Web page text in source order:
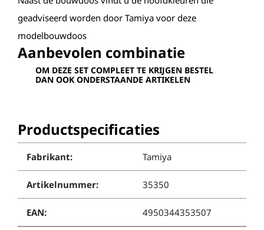
geadviseerd worden door Tamiya voor deze
modelbouwdoos
Aanbevolen combinatie
OM DEZE SET COMPLEET TE KRIJGEN BESTEL
DAN OOK ONDERSTAANDE ARTIKELEN
Productspecificaties
Fabrikant: Tamiya
Artikelnummer: 35350
EAN: 4950344353507